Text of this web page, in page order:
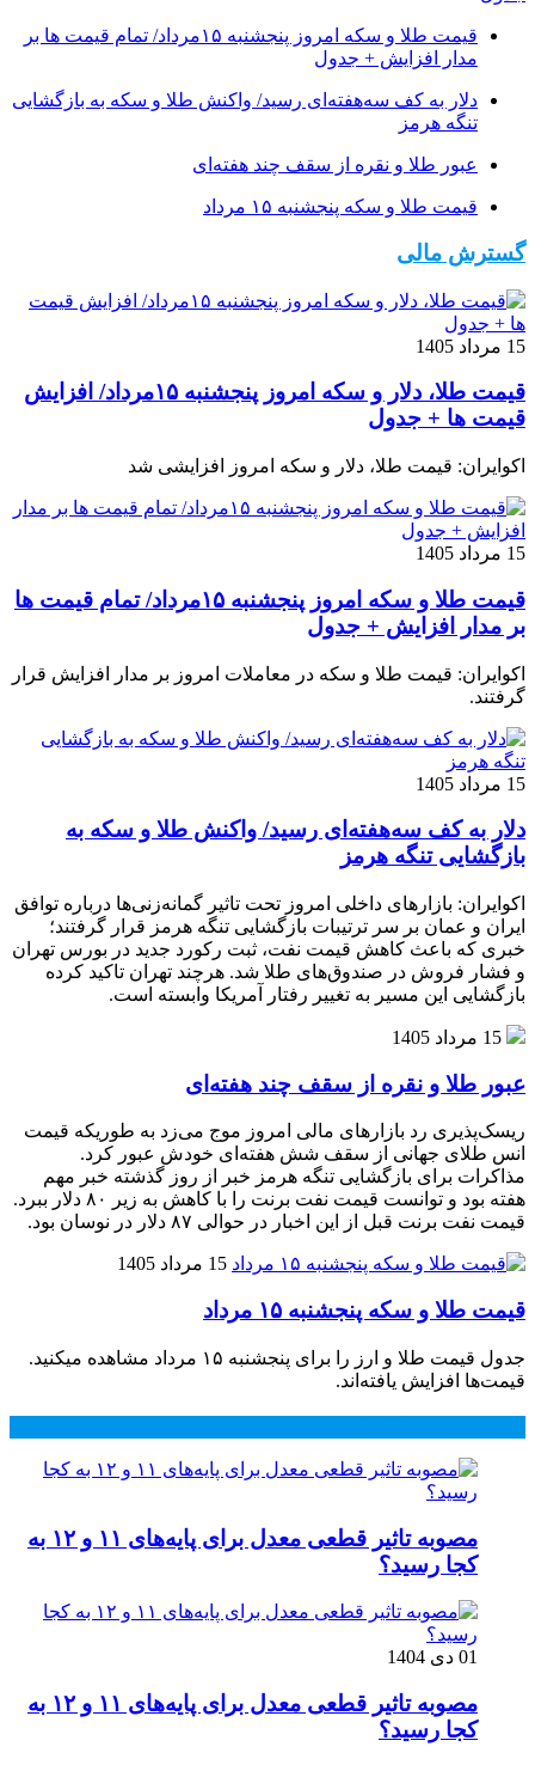
قیمت طلا و سکه امروز پنجشنبه ۱۵مرداد/ تمام قیمت ها بر
مدار افزایش + جدول
دلار به کف سه‌هفته‌ای رسید/ واکنش طلا و سکه به بازگشایی
تنگه هرمز
عبور طلا و نقره از سقف چند هفته‌ای
قیمت طلا و سکه پنجشنبه ۱۵ مرداد
گسترش مالی
15 مرداد 1405
قیمت طلا، دلار و سکه امروز پنجشنبه ۱۵مرداد/ افزایش
قیمت ها + جدول
اکوایران: قیمت طلا، دلار و سکه امروز افزایشی شد
15 مرداد 1405
قیمت طلا و سکه امروز پنجشنبه ۱۵مرداد/ تمام قیمت ها
بر مدار افزایش + جدول
اکوایران: قیمت طلا و سکه در معاملات امروز بر مدار افزایش قرار
گرفتند.
15 مرداد 1405
دلار به کف سه‌هفته‌ای رسید/ واکنش طلا و سکه به
بازگشایی تنگه هرمز
اکوایران: بازارهای داخلی امروز تحت تاثیر گمانه‌زنی‌ها درباره توافق
ایران و عمان بر سر ترتیبات بازگشایی تنگه هرمز قرار گرفتند؛
خبری که باعث کاهش قیمت نفت، ثبت رکورد جدید در بورس تهران
و فشار فروش در صندوق‌های طلا شد. هرچند تهران تاکید کرده
بازگشایی این مسیر به تغییر رفتار آمریکا وابسته است.
15 مرداد 1405
عبور طلا و نقره از سقف چند هفته‌ای
ریسک‌پذیری رد بازارهای مالی امروز موج می‌زد به طوریکه قیمت
انس طلای جهانی از سقف شش هفته‌ای خودش عبور کرد.
مذاکرات برای بازگشایی تنگه هرمز خبر از روز گذشته خبر مهم
هفته بود و توانست قیمت نفت برنت را با کاهش به زیر ۸۰ دلار ببرد.
قیمت نفت برنت قبل از این اخبار در حوالی ۸۷ دلار در نوسان بود.
15 مرداد 1405
قیمت طلا و سکه پنجشنبه ۱۵ مرداد
جدول قیمت طلا و ارز را برای پنجشنبه ۱۵ مرداد مشاهده میکنید.
قیمت‌ها افزایش یافته‌اند.
مصوبه تاثیر قطعی معدل برای پایه‌های ۱۱ و ۱۲ به
کجا رسید؟
01 دی 1404
مصوبه تاثیر قطعی معدل برای پایه‌های ۱۱ و ۱۲ به
کجا رسید؟